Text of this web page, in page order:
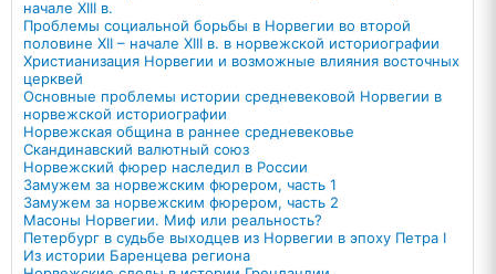
начале XIII в.
Проблемы социальной борьбы в Норвегии во второй
половине XII – начале XIII в. в норвежской историографии
Христианизация Норвегии и возможные влияния восточных
церквей
Основные проблемы истории средневековой Норвегии в
норвежской историографии
Норвежская община в раннее средневековье
Скандинавский валютный союз
Норвежский фюрер наследил в России
Замужем за норвежским фюрером, часть 1
Замужем за норвежским фюрером, часть 2
Масоны Норвегии. Миф или реальность?
Петербург в судьбе выходцев из Норвегии в эпоху Петра I
Из истории Баренцева региона